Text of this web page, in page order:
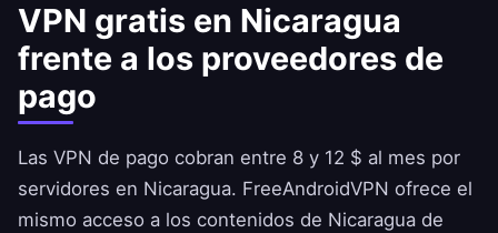
VPN gratis en Nicaragua
frente a los proveedores de
pago
Las VPN de pago cobran entre 8 y 12 $ al mes por
servidores en Nicaragua. FreeAndroidVPN ofrece el
mismo acceso a los contenidos de Nicaragua de